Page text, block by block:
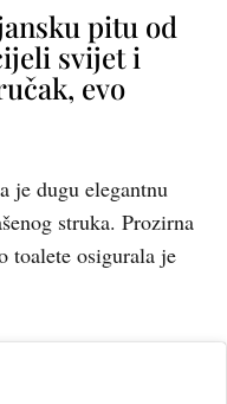
pitu od
svijet i
evo
je dugu elegantnu
struka. Prozirna
toalete osigurala je